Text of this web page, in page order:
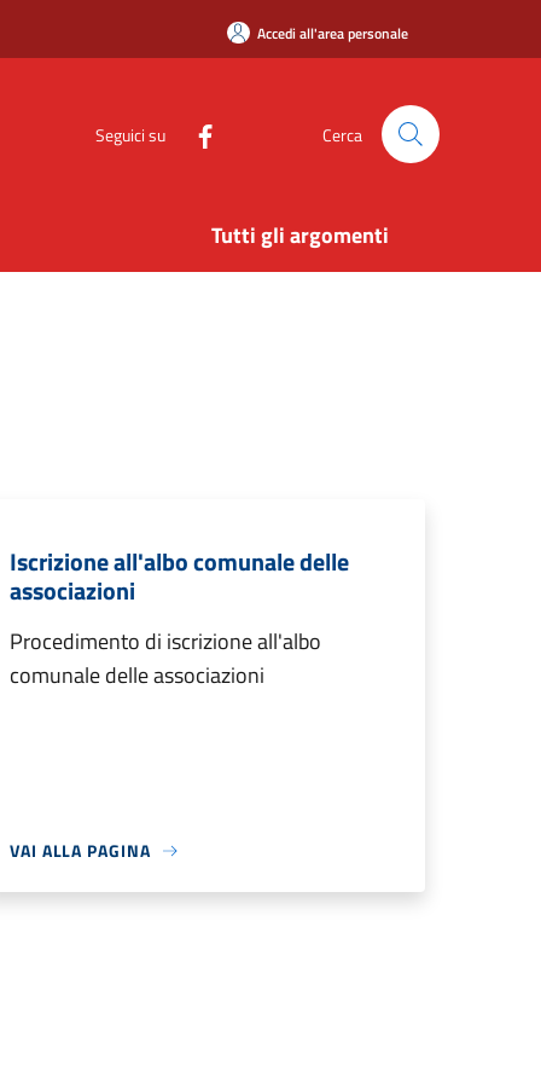
Accedi all'area personale
Seguici su Cerca
Tutti gli argomenti
Iscrizione all'albo comunale delle
associazioni
Procedimento di iscrizione all'albo
comunale delle associazioni
VAI ALLA PAGINA